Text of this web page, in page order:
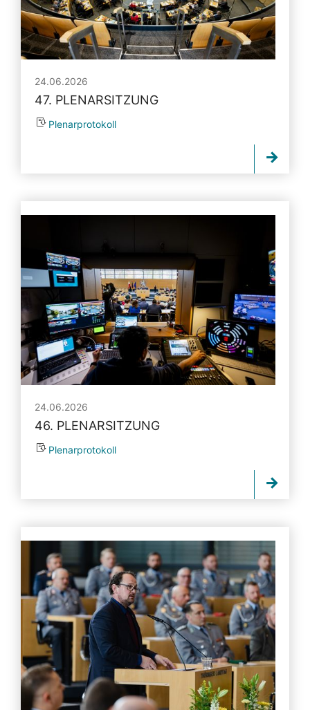
24.06.2026
47. PLENARSITZUNG
Plenarprotokoll
24.06.2026
46. PLENARSITZUNG
Plenarprotokoll